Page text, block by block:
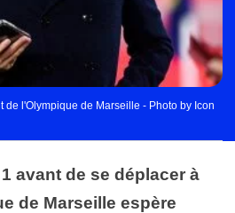
de l'Olympique de Marseille - Photo by Icon
avant de se déplacer à
de Marseille espère